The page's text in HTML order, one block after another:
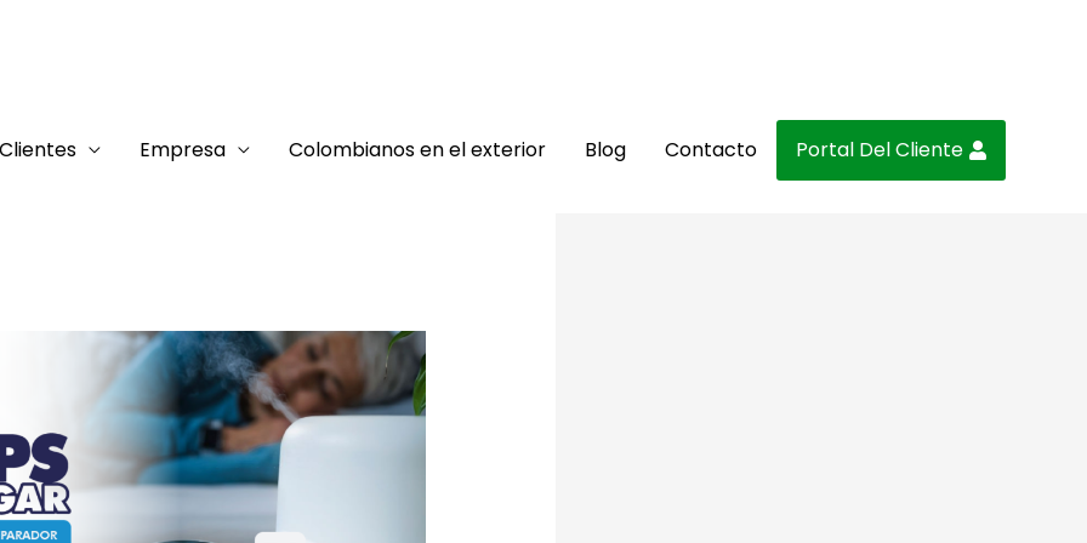
Clientes Empresa Colombianos en el exterior Blog Contacto Portal Del Cliente